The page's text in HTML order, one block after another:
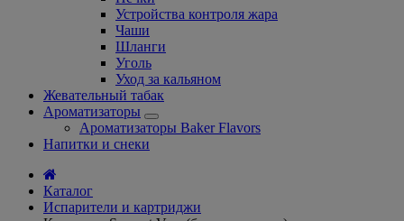
Устройства контроля жара
Чаши
Шланги
Уголь
Уход за кальяном
Жевательный табак
Ароматизаторы
Ароматизаторы Baker Flavors
Напитки и снеки
Каталог
Испарители и картриджи